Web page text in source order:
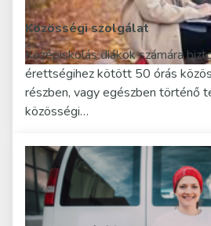
Közösségi szolgálat
Középiskolás diákok számára
érettségihez kötött 50 órás
részben, vagy egészben történő
közösségi…